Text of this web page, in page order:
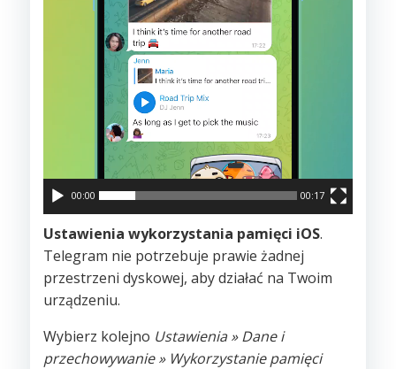
00:00 00:17
Ustawienia wykorzystania pamięci iOS.
Telegram nie potrzebuje prawie żadnej
przestrzeni dyskowej, aby działać na Twoim
urządzeniu.
Wybierz kolejno Ustawienia » Dane i
przechowywanie » Wykorzystanie pamięci